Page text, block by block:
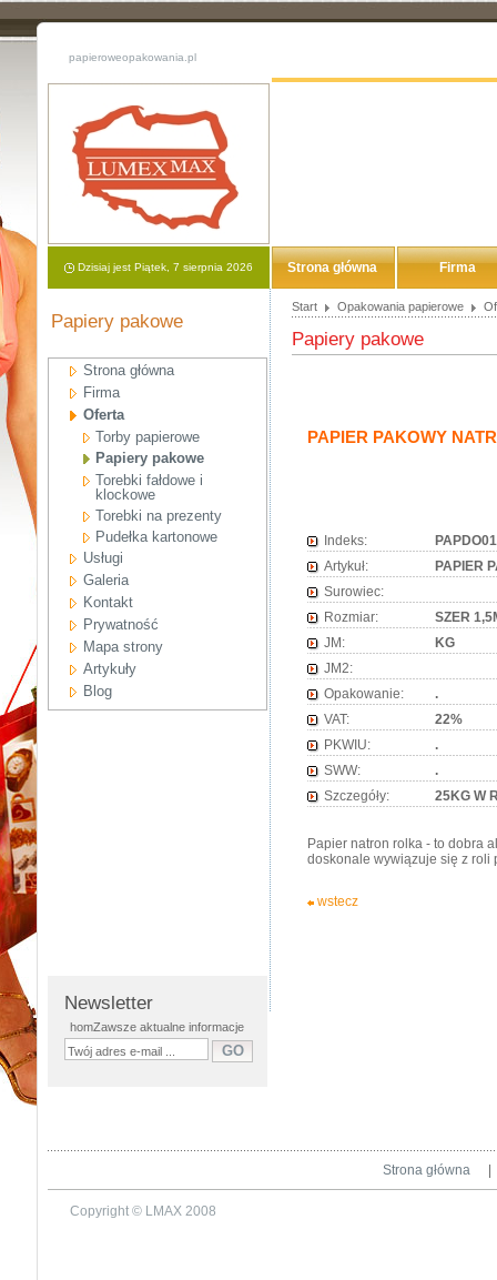
papieroweopakowania.pl
Dzisiaj jest Piątek, 7 sierpnia 2026 Strona główna Firma
Papiery pakowe
Strona główna
Firma
Oferta
Torby papierowe
Papiery pakowe
Torebki fałdowe i
klockowe
Torebki na prezenty
Pudełka kartonowe
Usługi
Galeria
Kontakt
Prywatność
Mapa strony
Artykuły
Blog
Newsletter
homZawsze aktualne informacje
Start Opakowania papierowe
Papiery pakowe
PAPIER PAKOWY
Indeks:
Artykuł:
PAPIER
Surowiec:
Rozmiar:
SZER
JM:
KG
JM2:
Opakowanie:
.
VAT:
22%
PKWIU:
.
SWW:
.
Szczegóły:
25KG W
Papier natron rolka - to dobra
doskonale wywiązuje się z
wstecz
Strona główna
Copyright © LMAX 2008